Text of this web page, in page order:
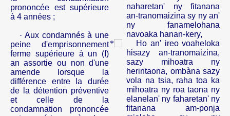
prononcée estsupérieure
à 4 années ;
· Aux condamnés à une
peine d'emprisonnement
ferme supérieure à un (I)
an assortie ou non d'une
amende lorsque la
différence entre la durée
de la détention préventive
et celle de la
condamnation prononcée
naharetan' ny fitanana
an-tranomaizina sy ny an'
ny fanamelohana
navoaka hanan-kery,
Ho an' ireo voaheloka
hisazy an-tranomaizina,
sazy mihoatra ny
herintaona, ombàna sazy
vola na tsia, raha toa ka
mihoatra ny roa taona ny
elanelan' ny faharetan' ny
fitanana am-ponja